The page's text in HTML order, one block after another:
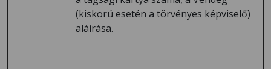
(kiskorú esetén a törvényes képviselő)
aláírása.